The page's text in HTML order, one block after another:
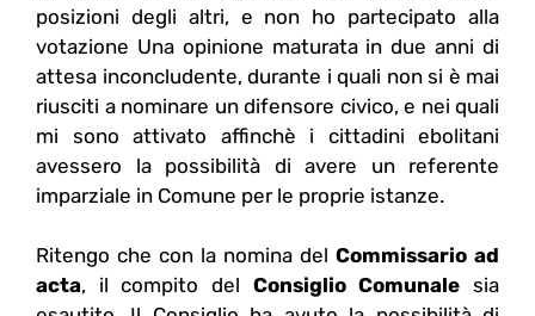
posizioni degli altri, e non ho partecipato alla
votazione Una opinione maturata in due anni di
attesa inconcludente, durante i quali non si è mai
riusciti a nominare un difensore civico, e nei quali
mi sono attivato affinchè i cittadini ebolitani
avessero la possibilità di avere un referente
imparziale in Comune per le proprie istanze.
Ritengo che con la nomina del Commissario ad
acta, il compito del Consiglio Comunalesia